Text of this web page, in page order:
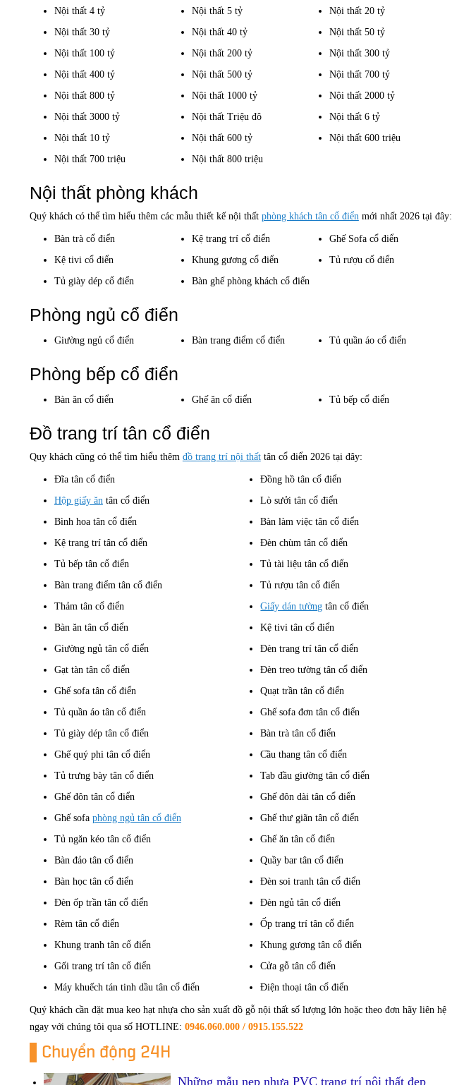
Nội thất 4 tỷ
Nội thất 5 tỷ
Nội thất 20 tỷ
Nội thất 30 tỷ
Nội thất 40 tỷ
Nội thất 50 tỷ
Nội thất 100 tỷ
Nội thất 200 tỷ
Nội thất 300 tỷ
Nội thất 400 tỷ
Nội thất 500 tỷ
Nội thất 700 tỷ
Nội thất 800 tỷ
Nội thất 1000 tỷ
Nội thất 2000 tỷ
Nội thất 3000 tỷ
Nội thất Triệu đô
Nội thất 6 tỷ
Nội thất 10 tỷ
Nội thất 600 tỷ
Nội thất 600 triệu
Nội thất 700 triệu
Nội thất 800 triệu
Nội thất phòng khách
Quý khách có thể tìm hiểu thêm các mẫu thiết kế nội thất phòng khách tân cổ điểnmới nhất 2026 tại đây:
Bàn trà cổ điển Kệ trang trí cổ điển
Ghế Sofa cổ điển
Kệ tivi cổ điển
Khung gương cổ điển
Tủ rượu cổ điển
Tủ giày dép cổ điển
Bàn ghế phòng khách cổ điển
Phòng ngủ cổ điển
Giường ngủ cổ điển Bàn trang điểm cổ điển Tủ quần áo cổ điển
Phòng bếp cổ điển
Bàn ăn cổ điển Ghế ăn cổ điển Tủ bếp cổ điển
Đồ trang trí tân cổ điển
Quy khách cũng có thể tìm hiểu thêm đồ trang trí nội thấttân cổ điển 2026 tại đây:
Đĩa tân cổ điển
Đồng hồ tân cổ điển
Hộp giấy ăntân cổ điển
Lò sưởi tân cổ điển
Bình hoa tân cổ điển
Bàn làm việc tân cổ điển
Kệ trang trí tân cổ điển
Đèn chùm tân cổ điển
Tủ bếp tân cổ điển
Tủ tài liệu tân cổ điển
Bàn trang điểm tân cổ điển
Tủ rượu tân cổ điển
Thảm tân cổ điển
Giấy dán tường tân cổ điển
Bàn ăn tân cổ điển
Kệ tivi tân cổ điển
Giường ngủ tân cổ điển
Đèn trang trí tân cổ điển
Gạt tàn tân cổ điển
Đèn treo tường tân cổ điển
Ghế sofa tân cổ điển
Quạt trần tân cổ điển
Tủ quần áo tân cổ điển
Ghế sofa đơn tân cổ điển
Tủ giày dép tân cổ điển
Bàn trà tân cổ điển
Ghế quý phi tân cổ điển
Cầu thang tân cổ điển
Tủ trưng bày tân cổ điển
Tab đầu giường tân cổ điển
Ghế đôn tân cổ điển
Ghế đôn dài tân cổ điển
Ghế sofa phòng ngủ tân cổ điển
Ghế thư giãn tân cổ điển
Tủ ngăn kéo tân cổ điển
Ghế ăn tân cổ điển
Bàn đảo tân cổ điển
Quầy bar tân cổ điển
Bàn học tân cổ điển
Đèn soi tranh tân cổ điển
Đèn ốp trần tân cổ điển
Đèn ngủ tân cổ điển
Rèm tân cổ điển
Ốp trang trí tân cổ điển
Khung tranh tân cổ điển
Khung gương tân cổ điển
Gối trang trí tân cổ điển
Cửa gỗ tân cổ điển
Máy khuếch tán tinh dầu tân cổ điển
Điện thoại tân cổ điển
Quý khách cần đặt mua keo hạt nhựa cho sản xuất đồ gỗ nội thất số lượng lớn hoặc theo đơn hãy liên hệ
ngay với chúng tôi qua số HOTLINE: 0946.060.000 / 0915.155.522
Chuyển động 24H
Những mẫu nẹp nhựa PVC trang trí nội thất đẹp